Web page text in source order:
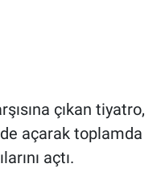
çıkan tiyatro,
açarak toplamda
açtı.